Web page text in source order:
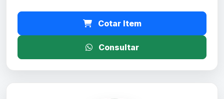
Cotar Item
Consultar